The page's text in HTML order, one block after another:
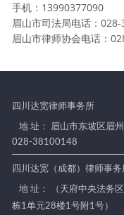
手机：13990377090
眉山市司法局电话：
眉山市律师协会电话：
四川达宽律师事务所
地 址： 眉山市东坡区眉
028-38100148
四川达宽（成都）律师事务
地 址： （天府中央法务
栋1单元28楼1号附1号）